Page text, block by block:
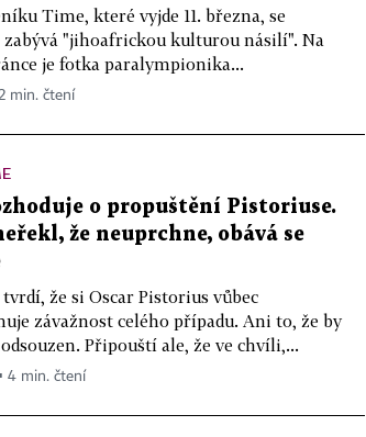
Time, které vyjde 11. března, se
zabývá "jihoafrickou kulturou násilí". Na
je fotka paralympionika...
min. čtení
o propuštění Pistoriuse.
že neuprchne, obává se
že si Oscar Pistorius vůbec
závažnost celého případu. Ani to, že by
Připouští ale, že ve chvíli,...
4 min. čtení